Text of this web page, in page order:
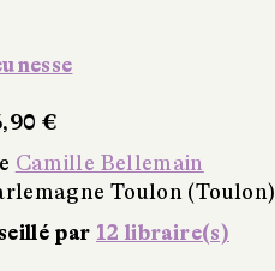
€
Camille Bellemain
Toulon (Toulon)
par 12 libraire(s)